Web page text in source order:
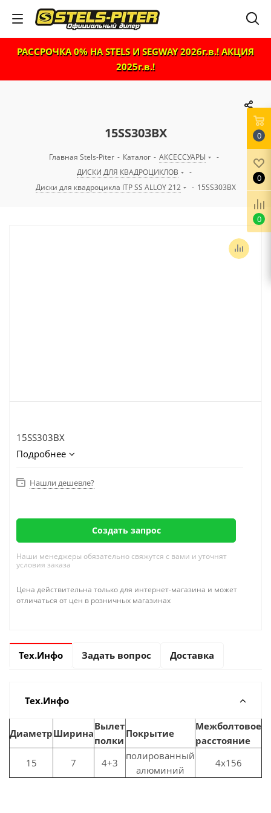
РАССРОЧКА 0% НА STELS И SEGWAY 2026г.в.! АКЦИЯ
2025г.в.!
15SS303BX
Главная Stels-Piter - Каталог - АКСЕССУАРЫ
-
ДИСКИ ДЛЯ КВАДРОЦИКЛОВ
-
Диски для квадроцикла ITP SS ALLOY 212
- 15SS303BX
15SS303BX
Подробнее
Нашли дешевле?
Создать запрос
Наши менеджеры обязательно свяжутся с вами и уточнят
условия заказа
Цена действительна только для интернет-магазина и может
отличаться от цен в розничных магазинах
Тех.Инфо Задать вопрос Доставка
Тех.Инфо
ДиаметрШирина
Вылет
полки
Покрытие
Межболтовое
расстояние
15
7 4+3
полированный
алюминий
4x156
0
0
0